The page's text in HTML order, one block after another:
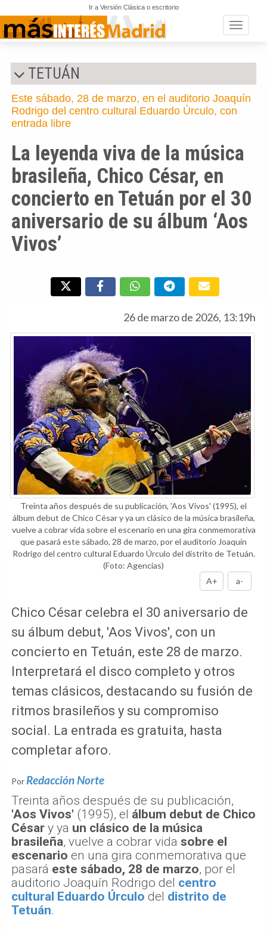
Ir a Versión Clásica o escritorio
Toggle
TETUÁN
Este sábado, 28 de marzo, en el auditorio Joaquín
Rodrigo del centro cultural Eduardo Úrculo, con
entrada libre
La leyenda viva de la música
brasileña, Chico César, en
concierto en Tetuán por el 30
aniversario de su álbum ‘Aos
Vivos’
26 de marzo de 2026, 13:19h
Treinta años después de su publicación, 'Aos Vivos' (1995), el
álbum debut de Chico César y ya un clásico de la música brasileña,
vuelve a cobrar vida sobre el escenario en una gira conmemorativa
que pasará este sábado, 28 de marzo, por el auditorio Joaquín
Rodrigo del centro cultural Eduardo Úrculo del distrito de Tetuán.
(Foto: Agencias)
A+
a-
Chico César celebra el 30 aniversario de
su álbum debut, 'Aos Vivos', con un
concierto en Tetuán, este 28 de marzo.
Interpretará el disco completo y otros
temas clásicos, destacando su fusión de
ritmos brasileños y su compromiso
social. La entrada es gratuita, hasta
completar aforo.
Por Redacción Norte
Treinta años después de su publicación,
'Aos Vivos' (1995), el álbum debut de Chico
César y ya un clásico de la música
brasileña, vuelve a cobrar vida sobre el
escenario en una gira conmemorativa que
pasará este sábado, 28 de marzo, por el
auditorio Joaquín Rodrigo del centro
cultural Eduardo Úrculo del distrito de
Tetuán.